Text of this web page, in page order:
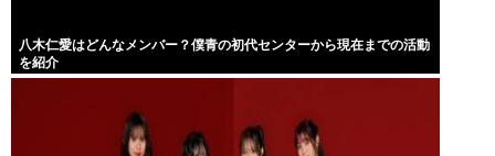
八木仁愛はどんなメンバー？僕青の初代センターから現在までの活動
を紹介